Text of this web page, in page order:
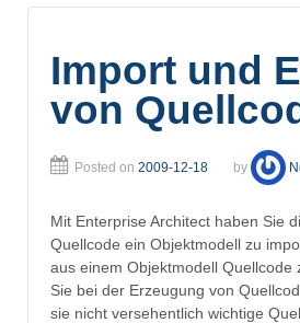
Import und
von
Posted on 2009-12-18 by
Mit Enterprise Architect haben Sie
Quellcode ein Objektmodell zu
aus einem Objektmodell Quellcode
Sie bei der Erzeugung von
sie nicht versehentlich wichtige